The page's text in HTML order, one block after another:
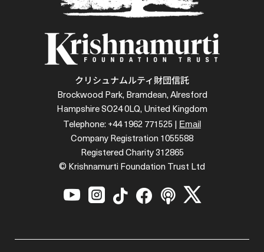
クリシュナムルティ財団信託
Brockwood Park, Bramdean, Alresford
Hampshire SO24 0LQ, United Kingdom
Telephone: +44 1962 771525 | Email
Company Registration 1055588
Registered Charity 312865
© Krishnamurti Foundation Trust Ltd
     